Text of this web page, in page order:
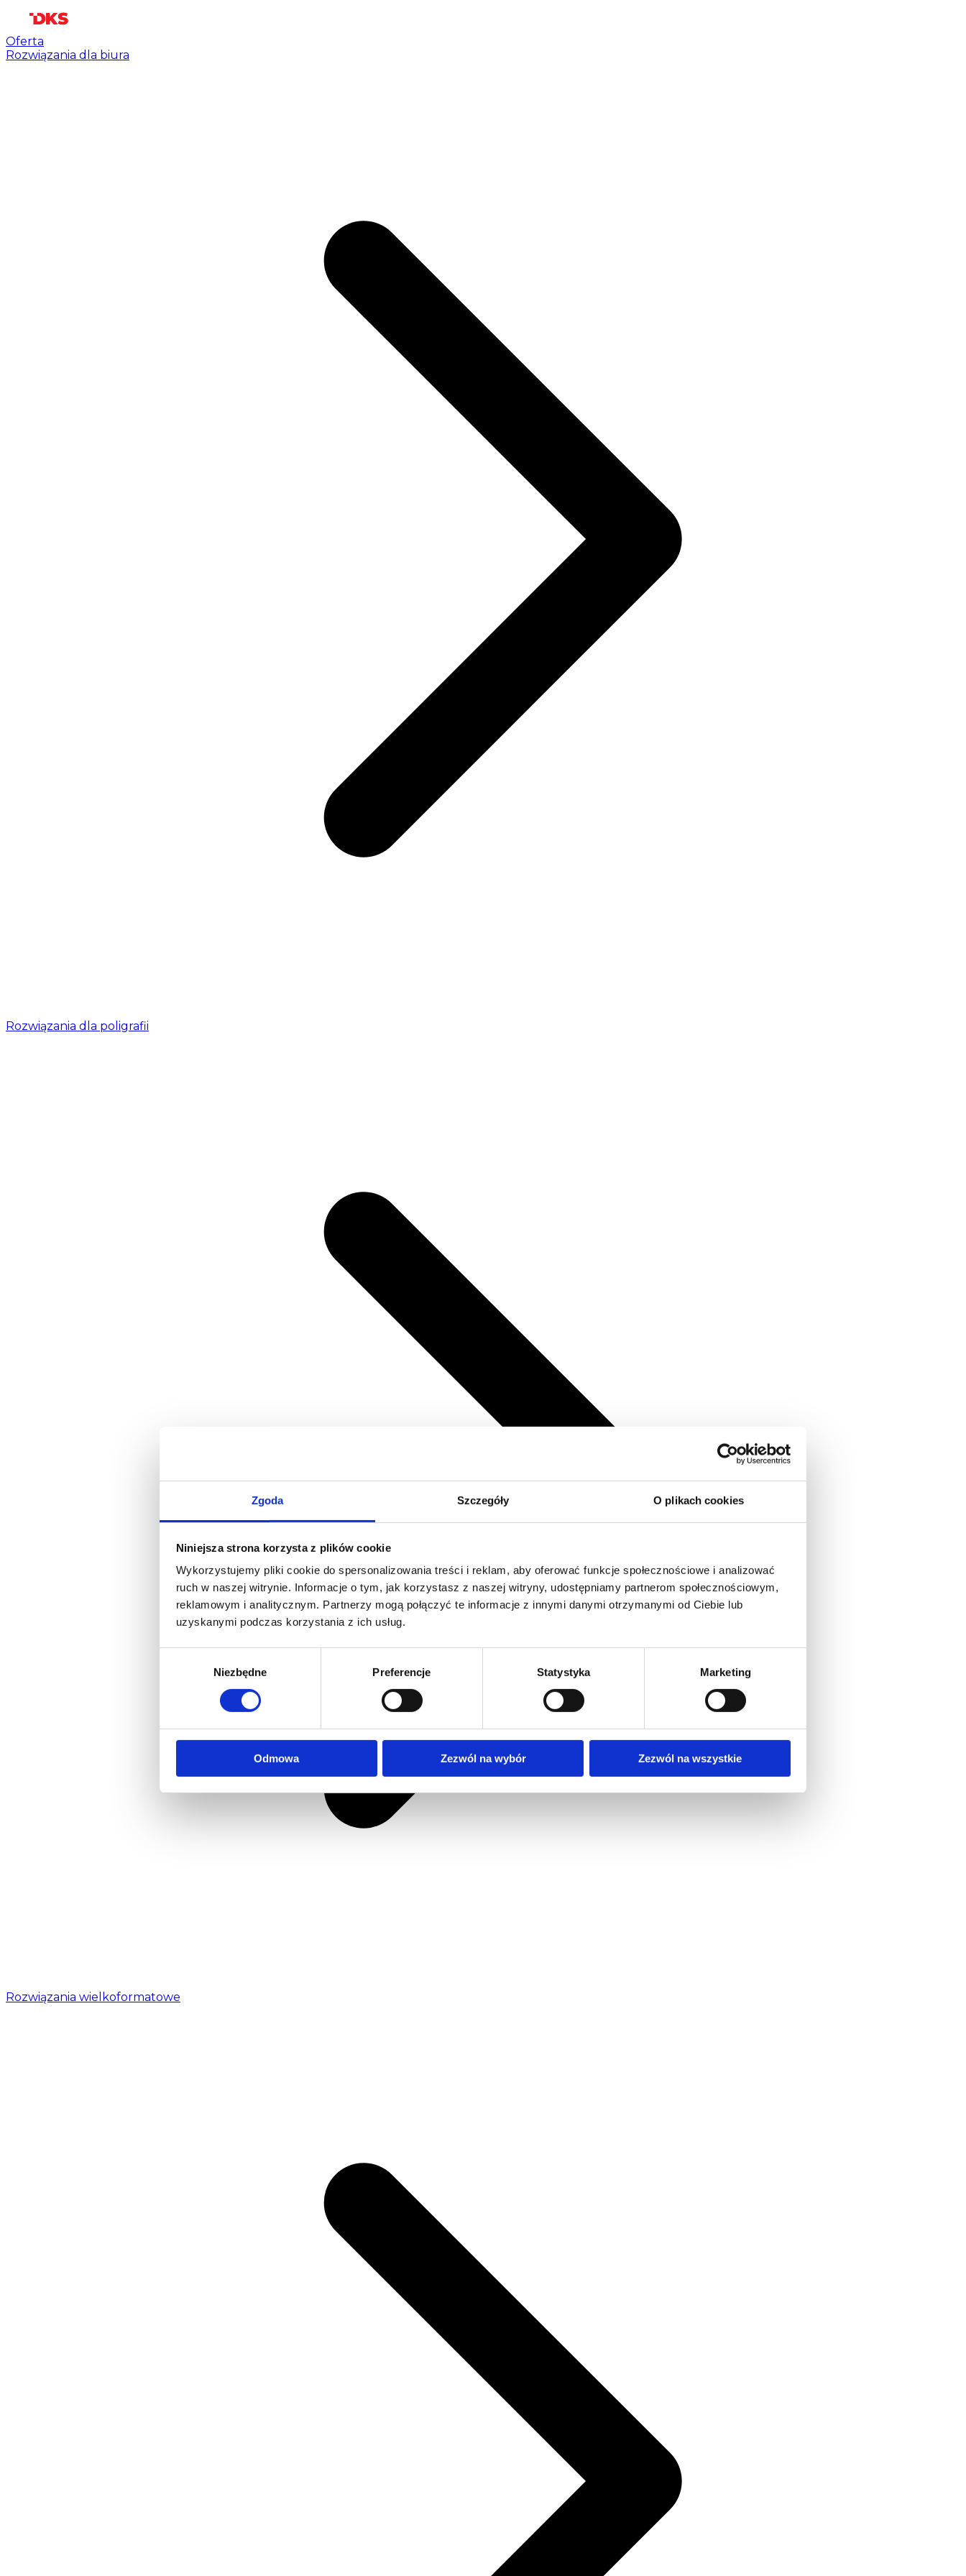
Zgoda Szczegóły O plikach cookies
Niniejsza strona korzysta z plików cookie
Wykorzystujemy pliki cookie do spersonalizowania treści i reklam, aby oferować funkcje społecznościowe i analizować
ruch w naszej witrynie. Informacje o tym, jak korzystasz z naszej witryny, udostępniamy partnerom społecznościowym,
reklamowym i analitycznym. Partnerzy mogą połączyć te informacje z innymi danymi otrzymanymi od Ciebie lub
uzyskanymi podczas korzystania z ich usług.
Niezbędne Preferencje Statystyka Marketing
Odmowa Zezwól na wybór Zezwól na wszystkie
Oferta
Rozwiązania dla biura
Rozwiązania dla poligrafii
Rozwiązania wielkoformatowe